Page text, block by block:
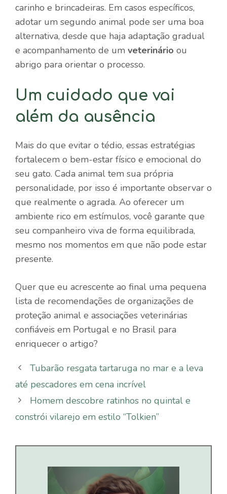
carinho e brincadeiras. Em casos específicos,
adotar um segundo animal pode ser uma boa
alternativa, desde que haja adaptação gradual
e acompanhamento de um veterinário ou
abrigo para orientar o processo.
Um cuidado que vai
além da ausência
Mais do que evitar o tédio, essas estratégias
fortalecem o bem-estar físico e emocional do
seu gato. Cada animal tem sua própria
personalidade, por isso é importante observar o
que realmente o agrada. Ao oferecer um
ambiente rico em estímulos, você garante que
seu companheiro viva de forma equilibrada,
mesmo nos momentos em que não pode estar
presente.
Quer que eu acrescente ao final uma pequena
lista de recomendações de organizações de
proteção animal e associações veterinárias
confiáveis em Portugal e no Brasil para
enriquecer o artigo?
Tubarão resgata tartaruga no mar e a leva
até pescadores em cena incrível
Homem descobre ratinhos no quintal e
constrói vilarejo em estilo “Tolkien”